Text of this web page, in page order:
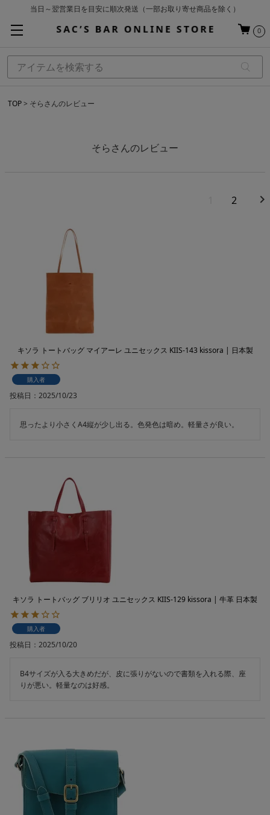
当日～翌営業日を目安に順次発送（一部お取り寄せ商品を除く）
基本配送料 ¥550(沖縄・離島を除く)
0
TOP そらさんのレビュー
そらさんのレビュー
2
キソラ トートバッグ マイアーレ ユニセックス KIIS-143 kissora | 日本製
購入者
投稿日 2025/10/23
思ったより小さくA4縦が少し出る。色発色は暗め。軽量さが良い。
キソラ トートバッグ ブリリオ ユニセックス KIIS-129 kissora | 牛革 日本製
購入者
投稿日 2025/10/20
B4サイズが入る大きめだが、皮に張りがないので書類を入れる際、座
りが悪い。軽量なのは好感。